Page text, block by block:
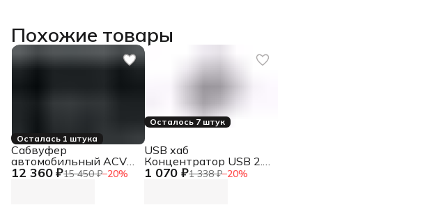
Похожие товары
Осталась 1 штука
12 360 ₽15 450 ₽−20%
Сабвуфер
автомобильный ACV
CRAFT B12A 300Вт
Осталось 7 штук
1 070 ₽1 338 ₽−20%
USB хаб
Концентратор USB 2.0,
4xUSB 2.0, без